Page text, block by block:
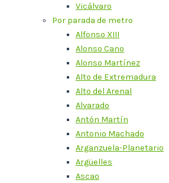
Vicálvaro
Por parada de metro
Alfonso XIII
Alonso Cano
Alonso Martínez
Alto de Extremadura
Alto del Arenal
Alvarado
Antón Martín
Antonio Machado
Arganzuela-Planetario
Argüelles
Ascao